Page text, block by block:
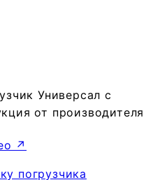
Универсал с
от производителя
↗